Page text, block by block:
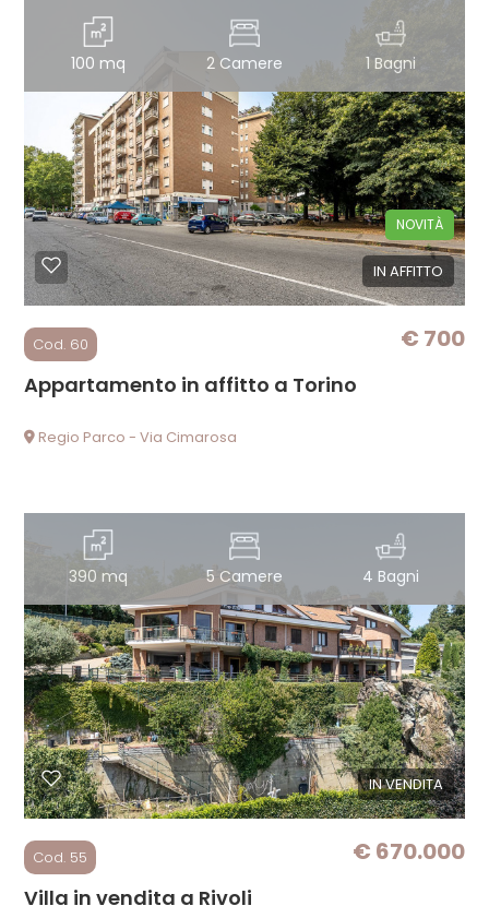
100 mq 2 Camere 1 Bagni
IN AFFITTO
NOVITÀ
Cod. 60 € 700
Appartamento in affitto a Torino
Regio Parco - Via Cimarosa
390 mq 5 Camere 4 Bagni
IN VENDITA
Cod. 55 € 670.000
Villa in vendita a Rivoli
Balcone/Terrazzo
Ascensore
Arredato
Nuova costruzione
Lusso